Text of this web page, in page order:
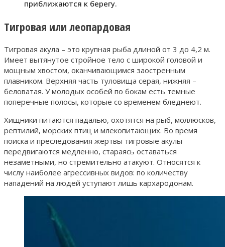
приближаются к берегу.
Тигровая или леопардовая
Тигровая акула – это крупная рыба длиной от 3 до 4,2 м.
Имеет вытянутое стройное тело с широкой головой и
мощным хвостом, оканчивающимся заостренным
плавником. Верхняя часть туловища серая, нижняя –
беловатая. У молодых особей по бокам есть темные
поперечные полосы, которые со временем бледнеют.
Хищники питаются падалью, охотятся на рыб, моллюсков,
рептилий, морских птиц и млекопитающих. Во время
поиска и преследования жертвы тигровые акулы
передвигаются медленно, стараясь оставаться
незаметными, но стремительно атакуют. Относятся к
числу наиболее агрессивных видов: по количеству
нападений на людей уступают лишь кархародонам.